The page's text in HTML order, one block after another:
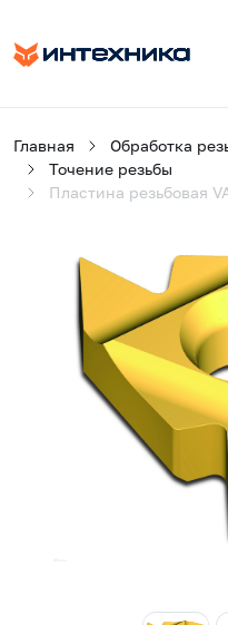
Главная Обработка
Точение резьбы
Пластина резьбовая